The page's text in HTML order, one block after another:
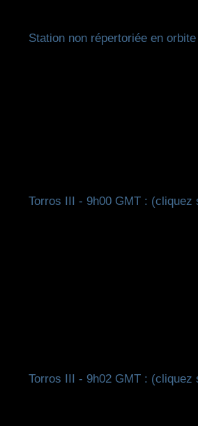
Station non répertoriée en
Torros III - 9h00 GMT : (cliquez
Torros III - 9h02 GMT : (cliquez